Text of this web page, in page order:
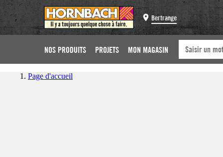
Bertrange
NOS PRODUITS PROJETS MON MAGASIN
Page d'accueil